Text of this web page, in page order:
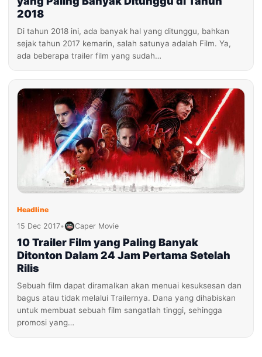
2018
Di tahun 2018 ini, ada banyak hal yang ditunggu, bahkan
sejak tahun 2017 kemarin, salah satunya adalah Film. Ya,
ada beberapa trailer film yang sudah…
Headline
15 Dec 2017• Caper Movie
10 Trailer Film yang Paling Banyak
Ditonton Dalam 24 Jam Pertama Setelah
Rilis
Sebuah film dapat diramalkan akan menuai kesuksesan dan
bagus atau tidak melalui Trailernya. Dana yang dihabiskan
untuk membuat sebuah film sangatlah tinggi, sehingga
promosi yang…